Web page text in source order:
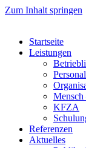
Zum Inhalt springen
Startseite
Leistungen
KFZA
Referenzen
Aktuelles